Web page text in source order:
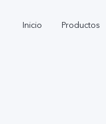
Inicio Productos